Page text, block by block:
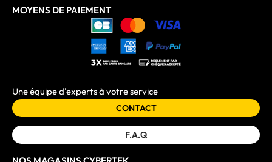
MOYENS DE PAIEMENT
Une équipe d'experts à votre service
CONTACT
F.A.Q